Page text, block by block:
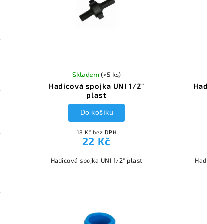
Hadicová spojka UNI 1/2"
plast
Skladem(>5 ks)
18 Kč bez DPH
22 Kč
Do košíku
Hadicová spojka UNI 1/2" plast